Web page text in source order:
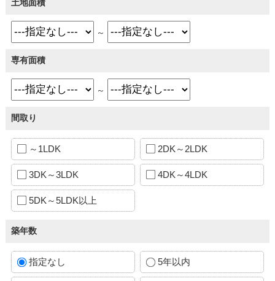
土地面積
～
専有面積
～
間取り
～1LDK 2DK～2LDK
3DK～3LDK 4DK～4LDK
5DK～5LDK以上
築年数
指定なし 5年以内